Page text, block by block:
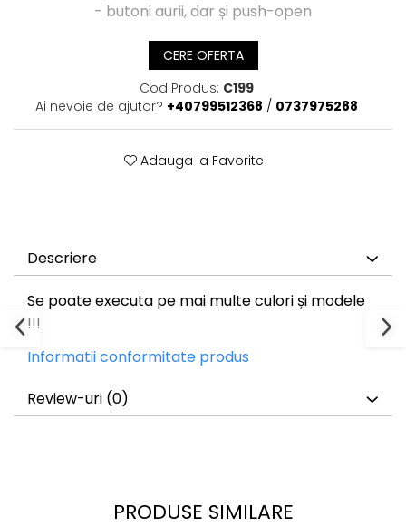
- butoni aurii, dar și push-open
CERE OFERTA
Cod Produs: C199
Ai nevoie de ajutor? +40799512368 / 0737975288
Adauga la Favorite
Descriere
Se poate executa pe mai multe culori și modele
!!!
Informatii conformitate produs
Review-uri (0)
PRODUSE SIMILARE